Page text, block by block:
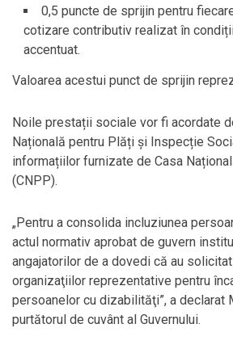
0,5 puncte de sprijin pentru
cotizare contributiv realizat în
accentuat.
Valoarea acestui punct de sprijin
Noile prestații sociale vor fi acordate
Națională pentru Plăți și Inspecție
informațiilor furnizate de Casa
(CNPP).
„Pentru a consolida incluziunea
actul normativ aprobat de guvern
angajatorilor de a dovedi că au
organizaţiilor reprezentative pentru
persoanelor cu dizabilităţi”, a declarat
purtătorul de cuvânt al Guvernului.